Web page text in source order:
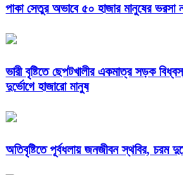
পাকা সেতুর অভাবে ৫০ হাজার মানুষের ভরসা
ভারী বৃষ্টিতে ছেপটখালীর একমাত্র সড়ক
দুর্ভোগে হাজারো মানুষ
অতিবৃষ্টিতে পূর্বধলায় জনজীবন স্থবির, চরম